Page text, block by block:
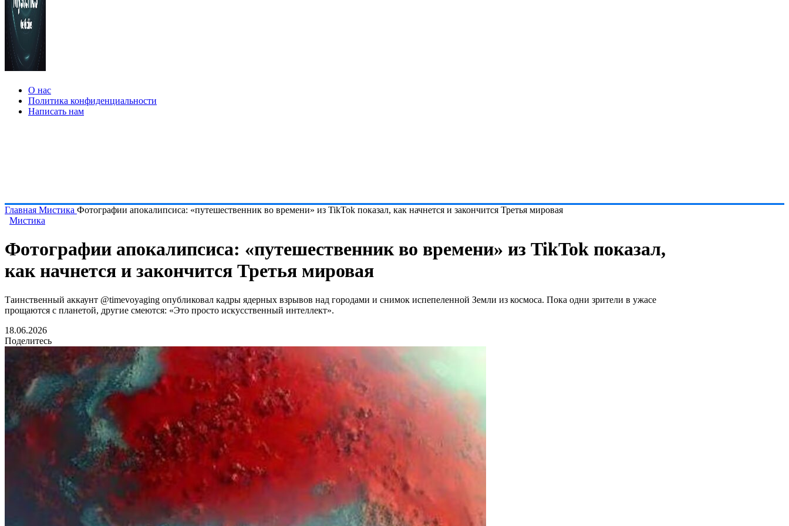
О нас
Политика конфиденциальности
Написать нам
Главная Мистика Фотографии апокалипсиса: «путешественник во времени» из TikTok показал, как начнется и закончится Третья мировая
Мистика
Фотографии апокалипсиса: «путешественник во времени» из TikTok показал,
как начнется и закончится Третья мировая
Таинственный аккаунт @timevoyaging опубликовал кадры ядерных взрывов над городами и снимок испепеленной Земли из космоса. Пока одни зрители в ужасе
прощаются с планетой, другие смеются: «Это просто искусственный интеллект».
18.06.2026
Поделитесь